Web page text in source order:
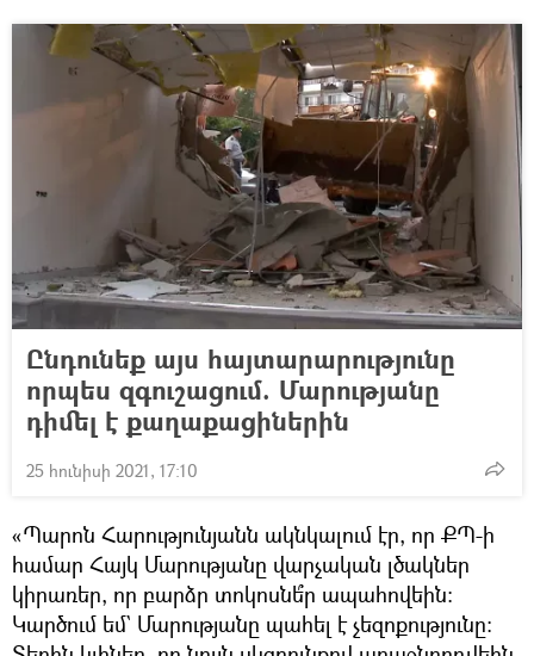
Ընդունեք այս հայտարարությունը
որպես զգուշացում. Մարությանը
դիմել է քաղաքացիներին
25 հունիսի 2021, 17:10
«Պարոն Հարությունյանն ակնկալում էր, որ ՔՊ-ի
համար Հայկ Մարությանը վարչական լծակներ
կիրառեր, որ բարձր տոկոսնե՞ր ապահովեին։
Կարծում եմ` Մարությանը պահել է չեզոքությունը։